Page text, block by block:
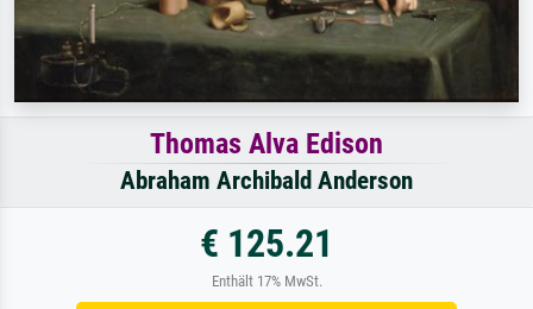
Thomas Alva Edison
Abraham Archibald Anderson
€ 125.21
Enthält 17% MwSt.